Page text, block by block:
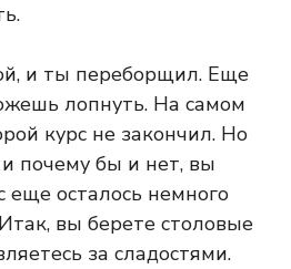
и ты переборщил. Еще
лопнуть. На самом
курс не закончил. Но
почему бы и нет, вы
еще осталось немного
вы берете столовые
за сладостями.